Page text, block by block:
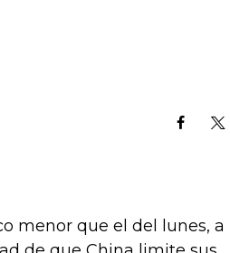
menor que el del lunes, a